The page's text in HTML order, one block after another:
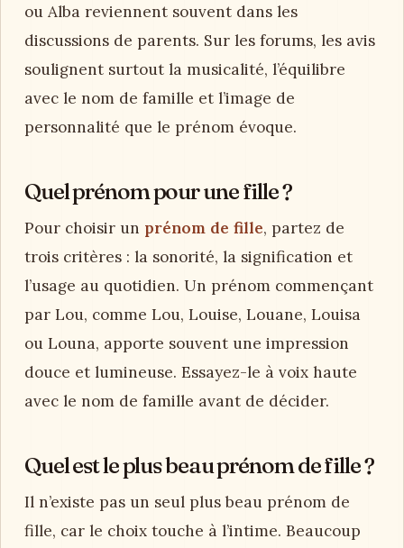
ou Alba reviennent souvent dans les
discussions de parents. Sur les forums, les avis
soulignent surtout la musicalité, l’équilibre
avec le nom de famille et l’image de
personnalité que le prénom évoque.
Quel prénom pour une fille ?
Pour choisir un prénom de fille, partez de
trois critères : la sonorité, la signification et
l’usage au quotidien. Un prénom commençant
par Lou, comme Lou, Louise, Louane, Louisa
ou Louna, apporte souvent une impression
douce et lumineuse. Essayez-le à voix haute
avec le nom de famille avant de décider.
Quel est le plus beau prénom de fille ?
Il n’existe pas un seul plus beau prénom de
fille, car le choix touche à l’intime. Beaucoup